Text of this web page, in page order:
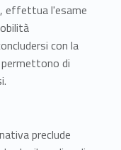
effettua l'esame
con la
di
preclude